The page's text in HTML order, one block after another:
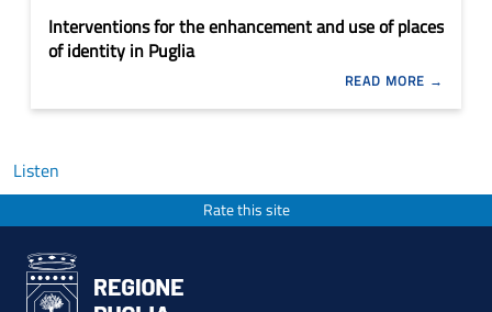
Interventions for the enhancement and use of places
of identity in Puglia
READ MORE
Listen
Rate this site